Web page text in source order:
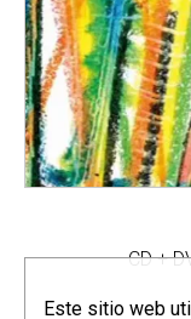
CD +
Este sitio web